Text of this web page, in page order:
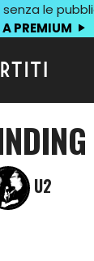
le
PREMIUM
U2